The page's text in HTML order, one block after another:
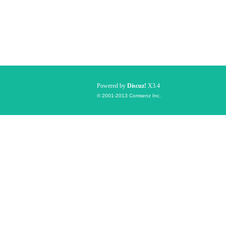
Powered by Discuz! X3.4
© 2001-2013 Comsenz Inc.